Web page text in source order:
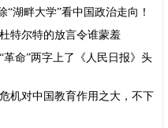
“湖畔大学”看中国政治走向！
特尔特的放言令谁蒙羞
革命”两字上了《人民日报》头
机对中国教育作用之大，不下